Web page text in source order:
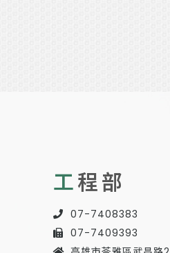
工程部
07-7408383
07-7409393